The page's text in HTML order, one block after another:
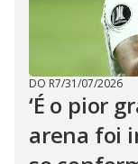
DO R7/31/07/2026
‘É o pior
arena foi